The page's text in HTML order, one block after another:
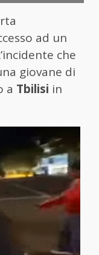
ad un
che
giovane di
a Tbilisi in